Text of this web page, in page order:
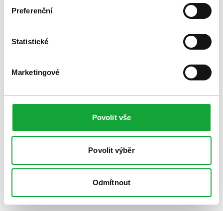
Preferenční
Statistické
Marketingové
Povolit vše
Povolit výběr
Odmítnout